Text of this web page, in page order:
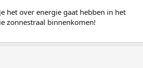
het over energie gaat hebben in het
zonnestraal binnenkomen!